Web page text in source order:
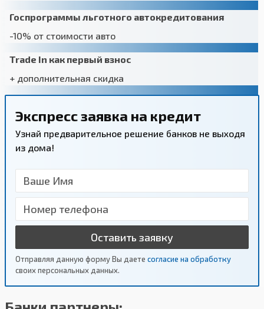
Госпрограммы льготного автокредитования
-10% от стоимости авто
Trade In как первый взнос
+ дополнительная скидка
Экспресс заявка на кредит
Узнай предварительное решение банков не выходя
из дома!
Оставить заявку
Отправляя данную форму Вы даете согласие на обработку
своих персональных данных.